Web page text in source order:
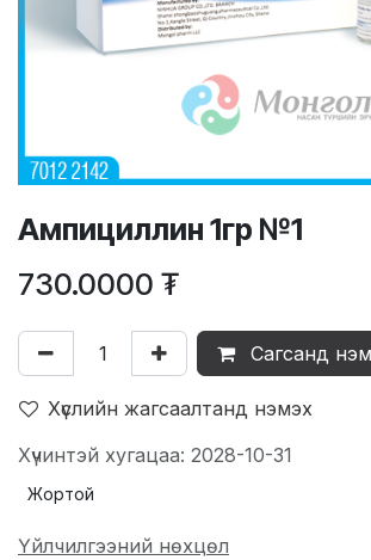
Ампициллин 1гр №1
730.0000 ₮
Сагсанд
Хүслийн жагсаалтанд нэмэх
Хүчинтэй хугацаа: 2028-10-31
Жортой
Үйлчилгээний нөхцөл